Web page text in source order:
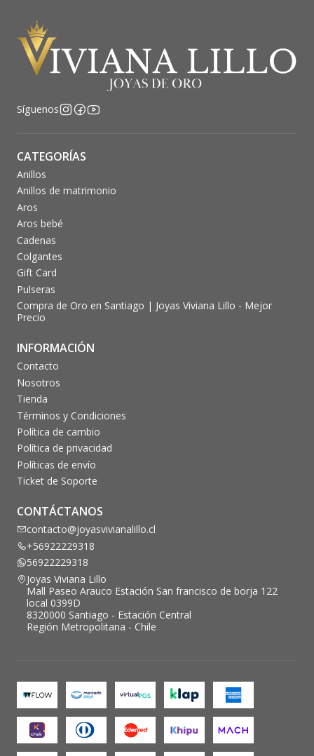
Síguenos
CATEGORÍAS
Anillos
Anillos de matrimonio
Aros
Aros bebé
Cadenas
Colgantes
Gift Card
Pulseras
Compra de Oro en Santiago | Joyas Viviana Lillo - Mejor
Precio
INFORMACIÓN
Contacto
Nosotros
Tienda
Términos y Condiciones
Política de cambio
Política de privacidad
Políticas de envío
Ticket de Soporte
CONTÁCTANOS
contacto@joyasvivianalillo.cl
+56922229318
56922229318
Joyas Viviana Lillo
Mall Paseo Arauco Estación San francisco de borja 122
local 0399D
8320000 Santiago - Estación Central
Región Metropolitana - Chile